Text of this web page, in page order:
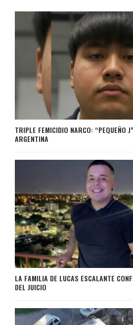
TRIPLE FEMICIDIO NARCO: “PEQUEÑO
ARGENTINA
LA FAMILIA DE LUCAS ESCALANTE
DEL JUICIO